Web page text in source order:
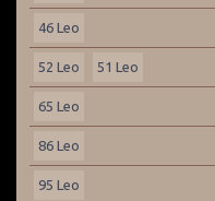
46 Leo
52 Leo 51 Leo
65 Leo
86 Leo
95 Leo